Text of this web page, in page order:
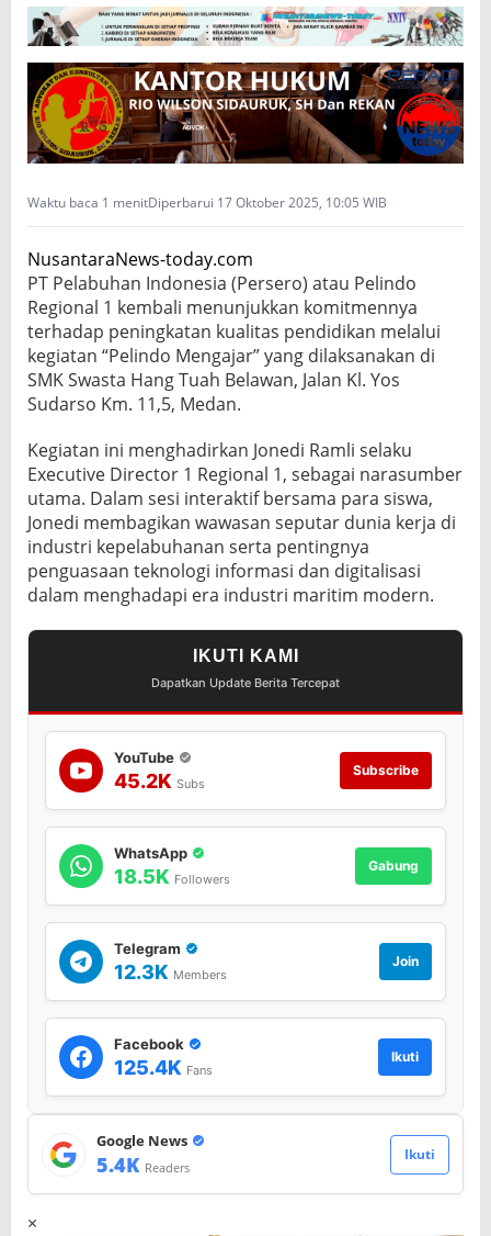
i
n
d
o
M
e
n
g
j
a
”
d
i
S
M
K
w
s
t
a
H
a
n
g
T
u
e
l
w
a
n
Waktu baca 1 menitDiperbarui 17 Oktober 2025, 10:05 WIB
NusantaraNews-today.com
PT Pelabuhan Indonesia (Persero) atau Pelindo
Regional 1 kembali menunjukkan komitmennya
terhadap peningkatan kualitas pendidikan melalui
kegiatan “Pelindo Mengajar” yang dilaksanakan di
SMK Swasta Hang Tuah Belawan, Jalan Kl. Yos
Sudarso Km. 11,5, Medan.
Kegiatan ini menghadirkan Jonedi Ramli selaku
Executive Director 1 Regional 1, sebagai narasumber
utama. Dalam sesi interaktif bersama para siswa,
Jonedi membagikan wawasan seputar dunia kerja di
industri kepelabuhanan serta pentingnya
penguasaan teknologi informasi dan digitalisasi
dalam menghadapi era industri maritim modern.
IKUTI KAMI
Dapatkan Update Berita Tercepat
YouTube
45.2K Subs
Subscribe
WhatsApp
18.5K Followers
Gabung
Telegram
12.3K Members
Join
Facebook
125.4K Fans
Ikuti
Google News
5.4K Readers
Ikuti
×